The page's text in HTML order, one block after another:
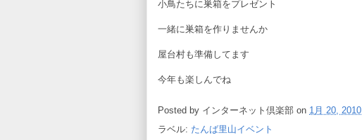
小鳥たちに巣箱をプレゼント
一緒に巣箱を作りませんか
屋台村も準備してます
今年も楽しんでね
Posted by インターネット倶楽部 on 1月 20, 2010
ラベル: たんば里山イベント